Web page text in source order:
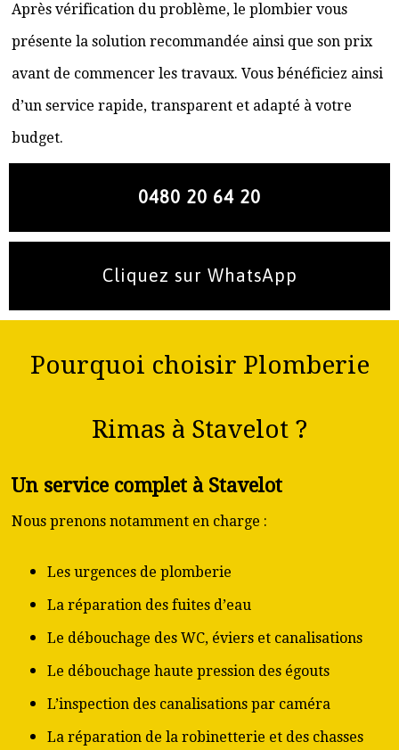
Après vérification du problème, le plombier vous
présente la solution recommandée ainsi que son prix
avant de commencer les travaux. Vous bénéficiez ainsi
d’un service rapide, transparent et adapté à votre
budget.
0480 20 64 20
Cliquez sur WhatsApp
Pourquoi choisir Plomberie
Rimas à Stavelot ?
Un service complet à Stavelot
Nous prenons notamment en charge :
Les urgences de plomberie
La réparation des fuites d’eau
Le débouchage des WC, éviers et canalisations
Le débouchage haute pression des égouts
L’inspection des canalisations par caméra
La réparation de la robinetterie et des chasses